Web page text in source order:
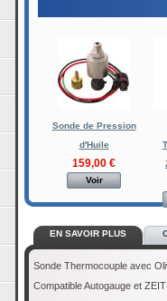
Sonde de Pression
d'Huile
159,00 €
Voir
EN SAVOIR PLUS
Sonde Thermocouple avec
Compatible Autogauge et